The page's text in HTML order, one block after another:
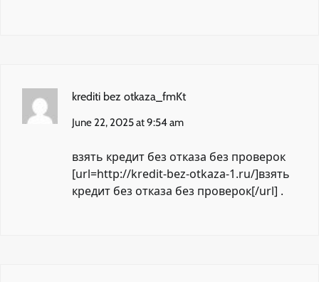
krediti bez otkaza_fmKt
June 22, 2025 at 9:54 am
взять кредит без отказа без проверок
[url=http://kredit-bez-otkaza-1.ru/]взять
кредит без отказа без проверок[/url] .